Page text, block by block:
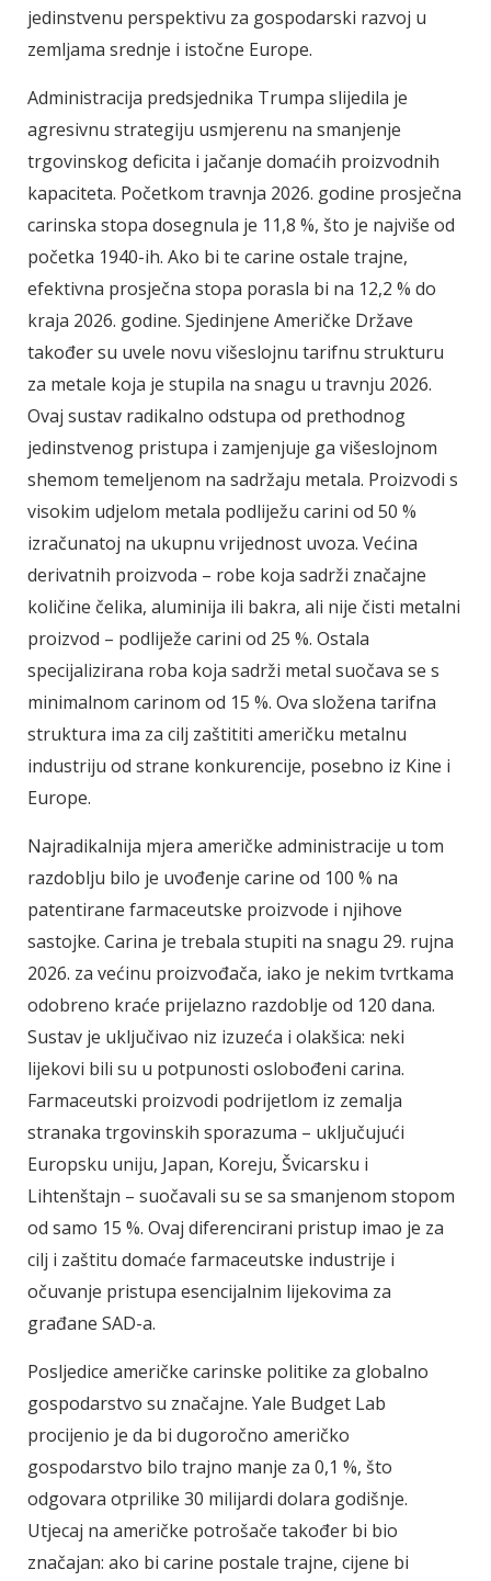
jedinstvenu perspektivu za gospodarski razvoj u
zemljama srednje i istočne Europe.
Administracija predsjednika Trumpa slijedila je
agresivnu strategiju usmjerenu na smanjenje
trgovinskog deficita i jačanje domaćih proizvodnih
kapaciteta. Početkom travnja 2026. godine prosječna
carinska stopa dosegnula je 11,8 %, što je najviše od
početka 1940-ih. Ako bi te carine ostale trajne,
efektivna prosječna stopa porasla bi na 12,2 % do
kraja 2026. godine. Sjedinjene Američke Države
također su uvele novu višeslojnu tarifnu strukturu
za metale koja je stupila na snagu u travnju 2026.
Ovaj sustav radikalno odstupa od prethodnog
jedinstvenog pristupa i zamjenjuje ga višeslojnom
shemom temeljenom na sadržaju metala. Proizvodi s
visokim udjelom metala podliježu carini od 50 %
izračunatoj na ukupnu vrijednost uvoza. Većina
derivatnih proizvoda – robe koja sadrži značajne
količine čelika, aluminija ili bakra, ali nije čisti metalni
proizvod – podliježe carini od 25 %. Ostala
specijalizirana roba koja sadrži metal suočava se s
minimalnom carinom od 15 %. Ova složena tarifna
struktura ima za cilj zaštititi američku metalnu
industriju od strane konkurencije, posebno iz Kine i
Europe.
Najradikalnija mjera američke administracije u tom
razdoblju bilo je uvođenje carine od 100 % na
patentirane farmaceutske proizvode i njihove
sastojke. Carina je trebala stupiti na snagu 29. rujna
2026. za većinu proizvođača, iako je nekim tvrtkama
odobreno kraće prijelazno razdoblje od 120 dana.
Sustav je uključivao niz izuzeća i olakšica: neki
lijekovi bili su u potpunosti oslobođeni carina.
Farmaceutski proizvodi podrijetlom iz zemalja
stranaka trgovinskih sporazuma – uključujući
Europsku uniju, Japan, Koreju, Švicarsku i
Lihtenštajn – suočavali su se sa smanjenom stopom
od samo 15 %. Ovaj diferencirani pristup imao je za
cilj i zaštitu domaće farmaceutske industrije i
očuvanje pristupa esencijalnim lijekovima za
građane SAD-a.
Posljedice američke carinske politike za globalno
gospodarstvo su značajne. Yale Budget Lab
procijenio je da bi dugoročno američko
gospodarstvo bilo trajno manje za 0,1 %, što
odgovara otprilike 30 milijardi dolara godišnje.
Utjecaj na američke potrošače također bi bio
značajan: ako bi carine postale trajne, cijene bi